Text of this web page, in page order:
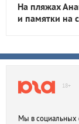
На пляжах
и памятки на
18+
Мы в социальных